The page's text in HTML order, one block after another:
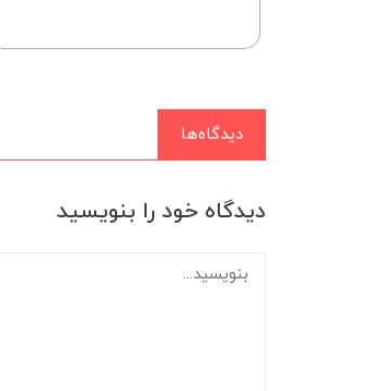
دیدگاه‌ها
دیدگاه خود را بنویسید